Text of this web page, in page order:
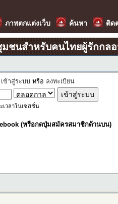
ภาพตกแต่งเว็บ ค้นหา ติด
ชนสำหรับคนไทยผู้รักกล
เข้าสู่ระบบ หรือ ลงทะเบียน
เวลาในเซสชั่น
(หรือกดปุ่มสมัครสมาชิกด้านบน)